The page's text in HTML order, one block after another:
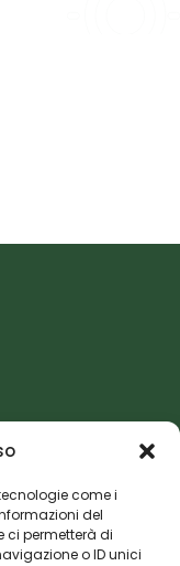
come i
del
ci permetterà di
o ID unici